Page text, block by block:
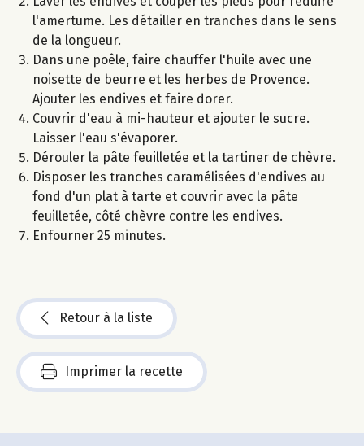
l'amertume. Les détailler en tranches dans le sens
de la longueur.
Dans une poêle, faire chauffer l'huile avec une
noisette de beurre et les herbes de Provence.
Ajouter les endives et faire dorer.
Couvrir d'eau à mi-hauteur et ajouter le sucre.
Laisser l'eau s'évaporer.
Dérouler la pâte feuilletée et la tartiner de chèvre.
Disposer les tranches caramélisées d'endives au
fond d'un plat à tarte et couvrir avec la pâte
feuilletée, côté chèvre contre les endives.
Enfourner 25 minutes.
Retour à la liste
Imprimer la recette